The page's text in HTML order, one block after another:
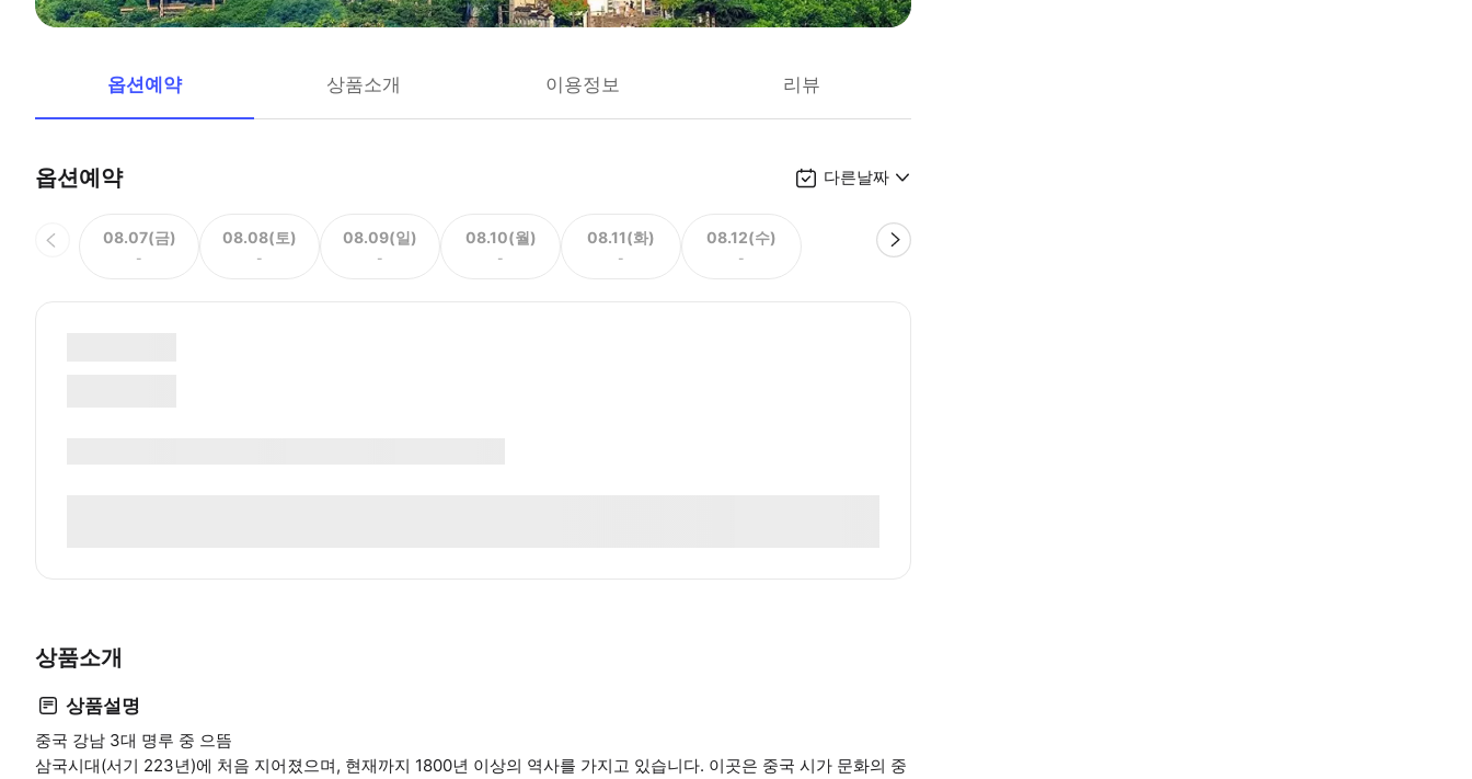
옵션예약 상품소개 이용정보 리뷰
옵션예약 다른날짜
08.07(금)
-
08.08(토)
-
08.09(일)
-
08.10(월)
-
08.11(화)
-
08.12(수)
-
상품소개
상품설명
중국 강남 3대 명루 중 으뜸
삼국시대(서기 223년)에 처음 지어졌으며, 현재까지 1800년 이상의 역사를 가지고 있습니다. 이곳은 중국 시가 문화의 중